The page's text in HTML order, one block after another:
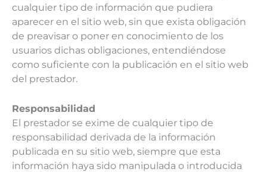
cualquier tipo de información que pudiera
aparecer en el sitio web, sin que exista obligación
de preavisar o poner en conocimiento de los
usuarios dichas obligaciones, entendiéndose
como suficiente con la publicación en el sitio web
del prestador.
Responsabilidad
El prestador se exime de cualquier tipo de
responsabilidad derivada de la información
publicada en su sitio web, siempre que esta
información haya sido manipulada o introducida